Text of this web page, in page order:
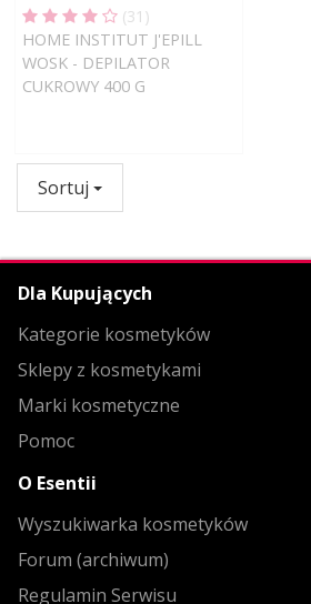
(31)
HOME INSTITUT J'EPILL
WOSK - DEPILATOR
CUKROWY 400 G
Sortuj
Dla Kupujących
Kategorie kosmetyków
Sklepy z kosmetykami
Marki kosmetyczne
Pomoc
O Esentii
Wyszukiwarka kosmetyków
Forum (archiwum)
Regulamin Serwisu